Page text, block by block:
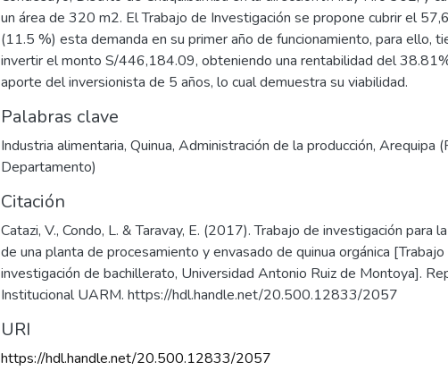
un área de 320 m2. El Trabajo de Investigación se propone cubrir el
(11.5 %) esta demanda en su primer año de funcionamiento, para ello,
invertir el monto S/446,184.09, obteniendo una rentabilidad del
aporte del inversionista de 5 años, lo cual demuestra su viabilidad.
Palabras clave
Industria alimentaria, Quinua, Administración de la producción, Arequipa
Departamento)
Citación
Catazi, V., Condo, L. & Taravay, E. (2017). Trabajo de investigación para
de una planta de procesamiento y envasado de quinua orgánica [Trabajo
investigación de bachillerato, Universidad Antonio Ruiz de Montoya].
Institucional UARM. https://hdl.handle.net/20.500.12833/2057
URI
https://hdl.handle.net/20.500.12833/2057